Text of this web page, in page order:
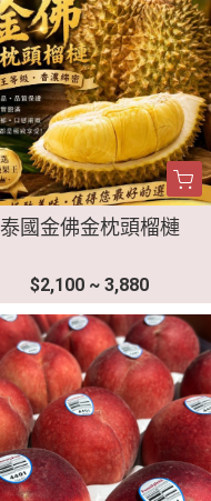
泰國金佛金枕頭榴槤
$2,100 ~ 3,880